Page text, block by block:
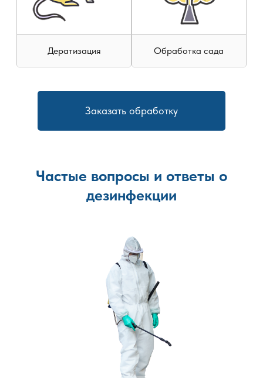
Дератизация Обработка сада
Заказать обработку
Частые вопросы и ответы о
дезинфекции